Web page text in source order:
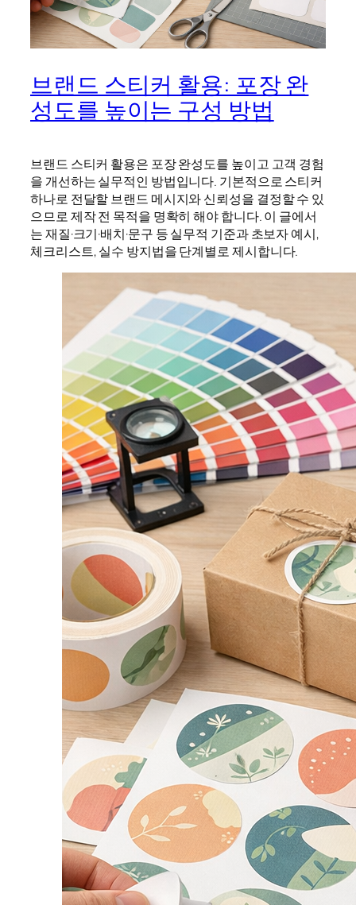
브랜드 스티커 활용: 포장 완
성도를 높이는 구성 방법
브랜드 스티커 활용은 포장 완성도를 높이고 고객 경험
을 개선하는 실무적인 방법입니다. 기본적으로 스티커
하나로 전달할 브랜드 메시지와 신뢰성을 결정할 수 있
으므로 제작 전 목적을 명확히 해야 합니다. 이 글에서
는 재질·크기·배치·문구 등 실무적 기준과 초보자 예시,
체크리스트, 실수 방지법을 단계별로 제시합니다.